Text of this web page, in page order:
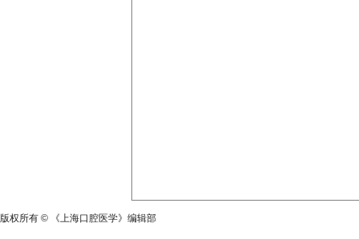
版权所有 © 《上海口腔医学》编辑部